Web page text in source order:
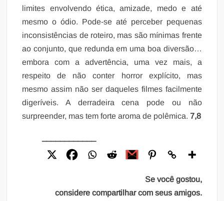
limites envolvendo ética, amizade, medo e até
mesmo o ódio. Pode-se até perceber pequenas
inconsistências de roteiro, mas são mínimas frente
ao conjunto, que redunda em uma boa diversão…
embora com a advertência, uma vez mais, a
respeito de não conter horror explícito, mas
mesmo assim não ser daqueles filmes facilmente
digeríveis. A derradeira cena pode ou não
surpreender, mas tem forte aroma de polêmica.7,8
Se você gostou,
considere compartilhar com seus amigos.